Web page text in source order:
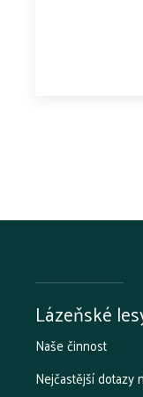
Lázeňské
Naše činnost
Nejčastější dotazy